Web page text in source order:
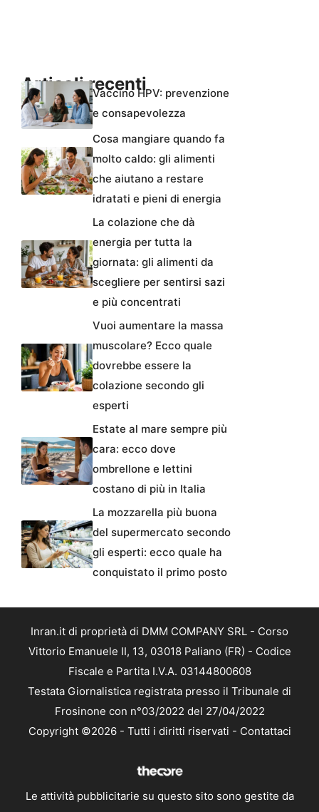
Articoli recentiVaccino HPV: prevenzione
e consapevolezza
Cosa mangiare quando fa
molto caldo: gli alimenti
che aiutano a restare
idratati e pieni di energia
La colazione che dà
energia per tutta la
giornata: gli alimenti da
scegliere per sentirsi sazi
e più concentrati
Vuoi aumentare la massa
muscolare? Ecco quale
dovrebbe essere la
colazione secondo gli
esperti
Estate al mare sempre più
cara: ecco dove
ombrellone e lettini
costano di più in Italia
La mozzarella più buona
del supermercato secondo
gli esperti: ecco quale ha
conquistato il primo posto
Inran.it di proprietà di DMM COMPANY SRL - Corso
Vittorio Emanuele II, 13, 03018 Paliano (FR) - Codice
Fiscale e Partita I.V.A. 03144800608
Testata Giornalistica registrata presso il Tribunale di
Frosinone con n°03/2022 del 27/04/2022
Copyright ©2026 - Tutti i diritti riservati - Contattaci
Le attività pubblicitarie su questo sito sono gestite da